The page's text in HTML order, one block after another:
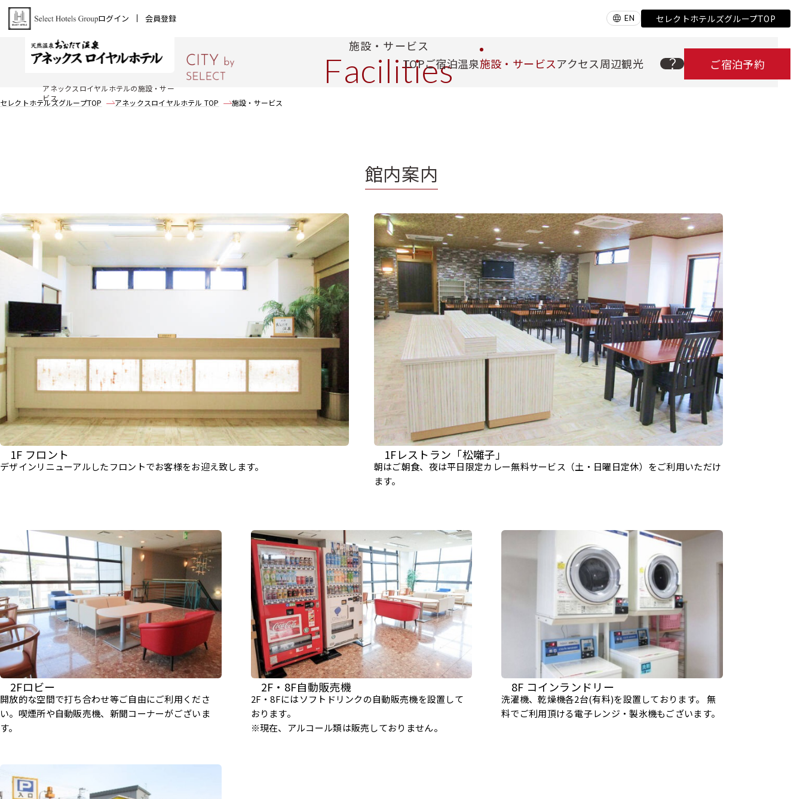
ログイン 会員登録 EN セレクトホテルズグループTOP
アネックスロイヤルホテルの施設・サー
ビス
TOPご宿泊温泉施設・サービスアクセス周辺観光 ご宿泊予約
施設・サービス
Facilities
セレクトホテルズグループTOP アネックスロイヤルホテル TOP 施設・サービス
館内案内
1F フロント
デザインリニューアルしたフロントでお客様をお迎え致します。
1Fレストラン「松囃子」
朝はご朝食、夜は平日限定カレー無料サービス（土・日曜日定休）をご利用いただけ
ます。
2Fロビー
開放的な空間で打ち合わせ等ご自由にご利用くださ
い。喫煙所や自動販売機、新聞コーナーがございま
す。
2F・8F自動販売機
2F・8Fにはソフトドリンクの自動販売機を設置して
おります。
※現在、アルコール類は販売しておりません。
8F コインランドリー
洗濯機、乾燥機各2台(有料)を設置しております。 無
料でご利用頂ける電子レンジ・製氷機もございます。